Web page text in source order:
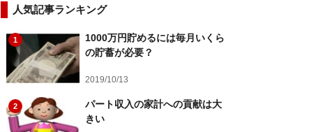
人気記事ランキング
1
1000万円貯めるには毎月いくら
の貯蓄が必要？
2019/10/13
2
パート収入の家計への貢献は大
きい